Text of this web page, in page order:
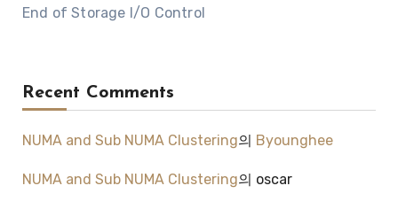
End of Storage I/O Control
Recent Comments
NUMA and Sub NUMA Clustering의 Byounghee
NUMA and Sub NUMA Clustering의 oscar